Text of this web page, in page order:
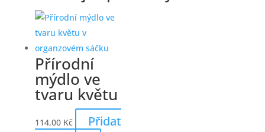
Přírodní
mýdlo ve
tvaru květu
114,00 Kč
Přidat